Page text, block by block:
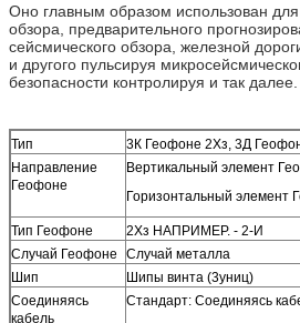
Оно главным образом использован для
обзора, предварительного
сейсмического обзора, железной
и другого пульсируя
безопасности контролируя и так далее.
Тип
3К Геофоне 2Хз, 3Д
Направление
Геофоне
Вертикальный элемент
Горизонтальный элемент
Тип Геофоне
2Хз НАПРИМЕР. - 2-И
Случай Геофоне
Случай металла
Шип
Шипы винта (3униц)
Соединяясь
кабель
Стандарт: Соединяясь